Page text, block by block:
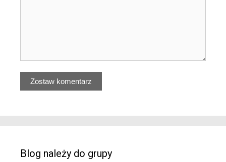
Blog należy do grupy